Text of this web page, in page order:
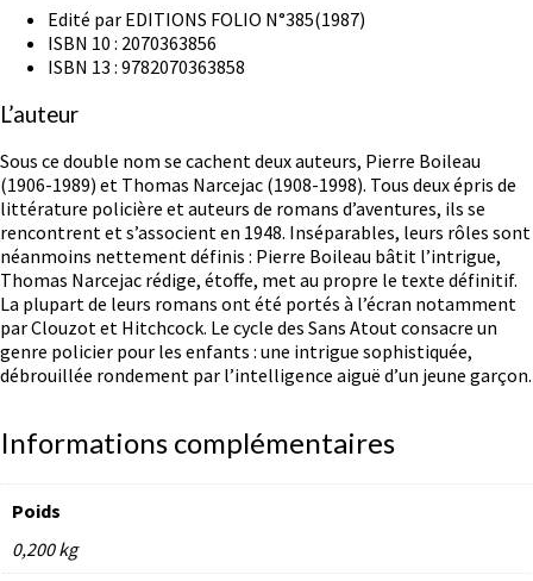
Edité par EDITIONS FOLIO N°385(1987)
ISBN 10 : 2070363856
ISBN 13 : 9782070363858
L’auteur
Sous ce double nom se cachent deux auteurs, Pierre Boileau
(1906-1989) et Thomas Narcejac (1908-1998). Tous deux épris de
littérature policière et auteurs de romans d’aventures, ils se
rencontrent et s’associent en 1948. Inséparables, leurs rôles sont
néanmoins nettement définis : Pierre Boileau bâtit l’intrigue,
Thomas Narcejac rédige, étoffe, met au propre le texte définitif.
La plupart de leurs romans ont été portés à l’écran notamment
par Clouzot et Hitchcock. Le cycle des Sans Atout consacre un
genre policier pour les enfants : une intrigue sophistiquée,
débrouillée rondement par l’intelligence aiguë d’un jeune garçon.
Informations complémentaires
Poids
0,200 kg